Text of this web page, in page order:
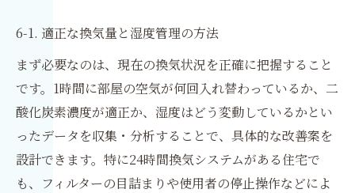
6-1. 適正な換気量と湿度管理の方法
まず必要なのは、現在の換気状況を正確に把握すること
です。1時間に部屋の空気が何回入れ替わっているか、二
酸化炭素濃度が適正か、湿度はどう変動しているかとい
ったデータを収集・分析することで、具体的な改善案を
設計できます。特に24時間換気システムがある住宅で
も、フィルターの目詰まりや使用者の停止操作などによ